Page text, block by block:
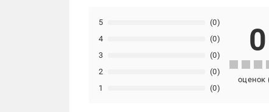
1 (0)
2 (0)
3 (0)
4 (0)
5 (0)
0
оценок